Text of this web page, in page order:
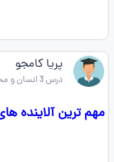
پریا کامجو
درس 3 انسان و محیط زیست یازدهم
مهم ترین آلاینده